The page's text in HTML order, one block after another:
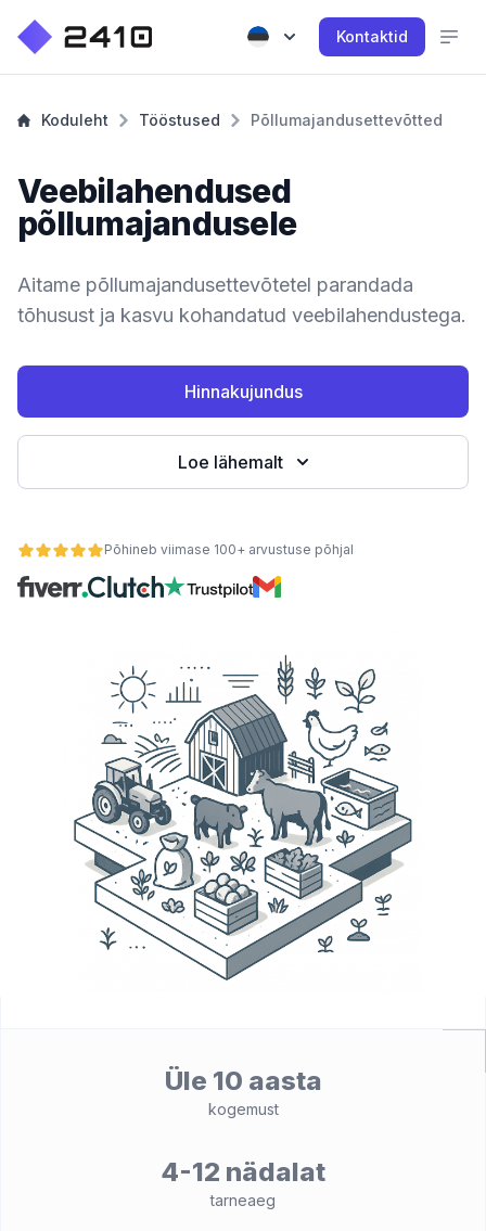
Kontaktid
Koduleht Tööstused Põllumajandusettevõtted
Veebilahendused
põllumajandusele
Aitame põllumajandusettevõtetel parandada
tõhusust ja kasvu kohandatud veebilahendustega.
Hinnakujundus
Loe lähemalt
Põhineb viimase 100+ arvustuse põhjal
Üle 10 aasta
kogemust
4-12 nädalat
tarneaeg